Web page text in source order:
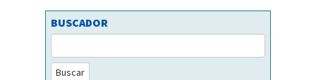
BUSCADOR
Buscar